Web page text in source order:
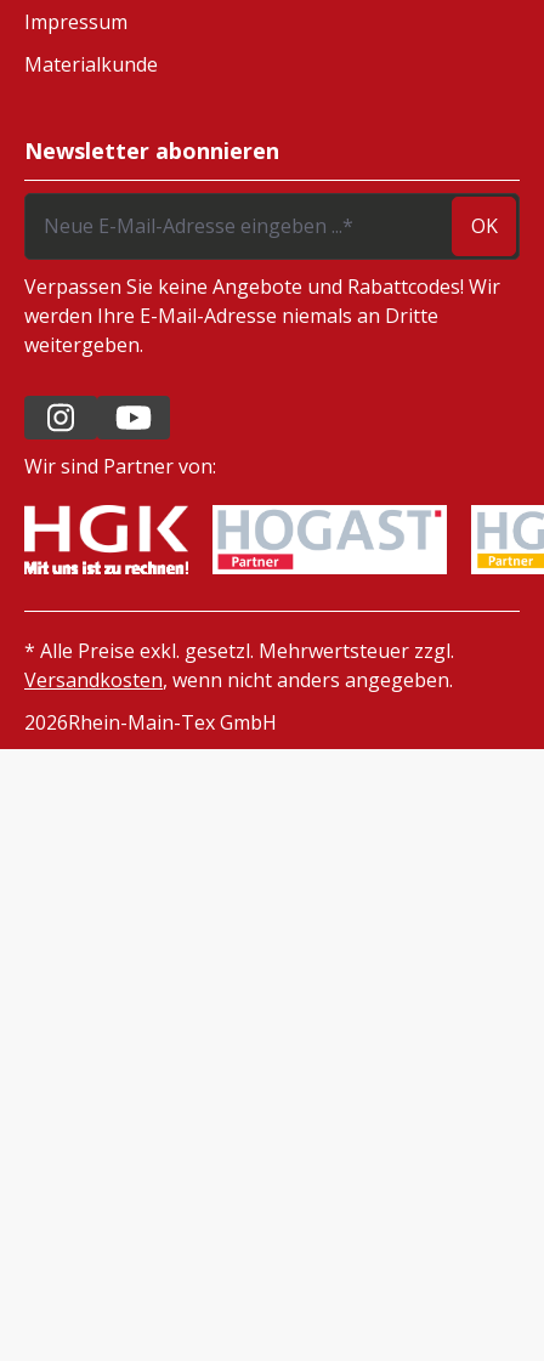
Impressum
Materialkunde
Newsletter abonnieren
OK
Verpassen Sie keine Angebote und Rabattcodes! Wir
werden Ihre E-Mail-Adresse niemals an Dritte
weitergeben.
Wir sind Partner von:
* Alle Preise exkl. gesetzl. Mehrwertsteuer zzgl.
Versandkosten, wenn nicht anders angegeben.
2026Rhein-Main-Tex GmbH